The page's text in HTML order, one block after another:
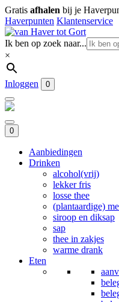
Gratis afhalen bij je
Haverpunten Klantenservice
Ik ben op zoek naar...
×
Inloggen 0
0
Aanbiedingen
Drinken
alcohol(vrij)
lekker fris
losse thee
(plantaardige)
siroop en diksap
sap
thee in zakjes
warme drank
Eten